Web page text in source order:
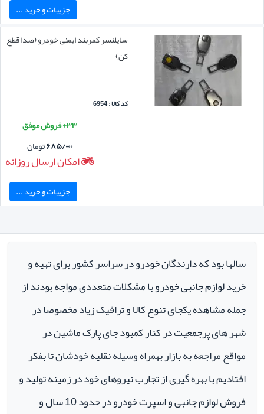
جزییات و خرید ...
سایلنسر کمربند ایمنی خودرو (صدا قطع
کن)
کد کالا : 6954
۳۳+ فروش موفق
۶۸۵/۰۰۰تومان
امکان ارسال روزانه
جزییات و خرید ...
سالها بود که دارندگان خودرو در سراسر کشور برای تهیه و
خرید لوازم جانبی خودرو با مشکلات متعددی مواجه بودند از
جمله مشاهده یکجای تنوع کالا و ترافیک زیاد مخصوصا در
شهر های پرجمعیت در کنار کمبود جای پارک ماشین در
مواقع مراجعه به بازار بهمراه وسیله نقلیه خودشان تا بفکر
افتادیم با بهره گیری از تجارب نیروهای خود در زمینه تولید و
فروش لوازم جانبی و اسپرت خودرو در حدود 10 سال و